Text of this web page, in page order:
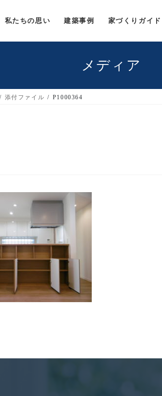
私たちの思い 建築事例 家づくりガイド
メディア
添付ファイル P1000364